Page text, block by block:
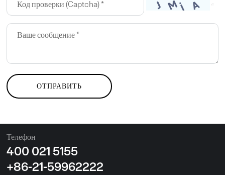
ОТПРАВИТЬ
Телефон
400 021 5155
+86-21-59962222